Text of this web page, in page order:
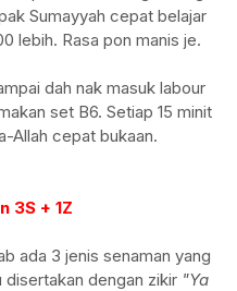
Sumayyah cepat belajar
lebih. Rasa pon manis je.
dah nak masuk labour
set B6. Setiap 15 minit
Allah cepat bukaan.
3S + 1Z
ada 3 jenis senaman yang
disertakan dengan zikir"Ya